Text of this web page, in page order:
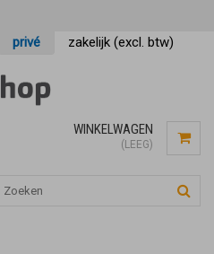
privé zakelijk (excl. btw)
WINKELWAGEN
(LEEG)